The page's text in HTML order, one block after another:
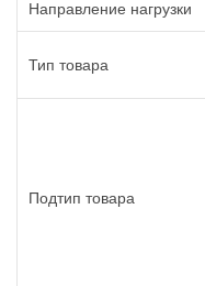
Направление нагрузки
Тип товара
Подтип товара